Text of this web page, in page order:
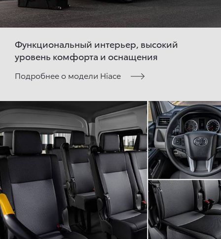
Функциональный интерьер, высокий
уровень комфорта и оснащения
Подробнее о модели Hiace